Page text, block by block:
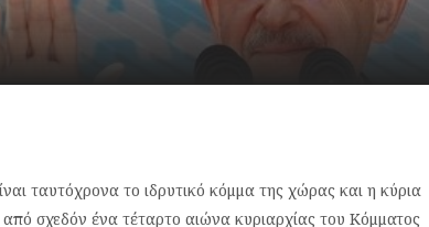
ταυτόχρονα το ιδρυτικό κόμμα της χώρας και η κύρια
σχεδόν ένα τέταρτο αιώνα κυριαρχίας του Κόμματος